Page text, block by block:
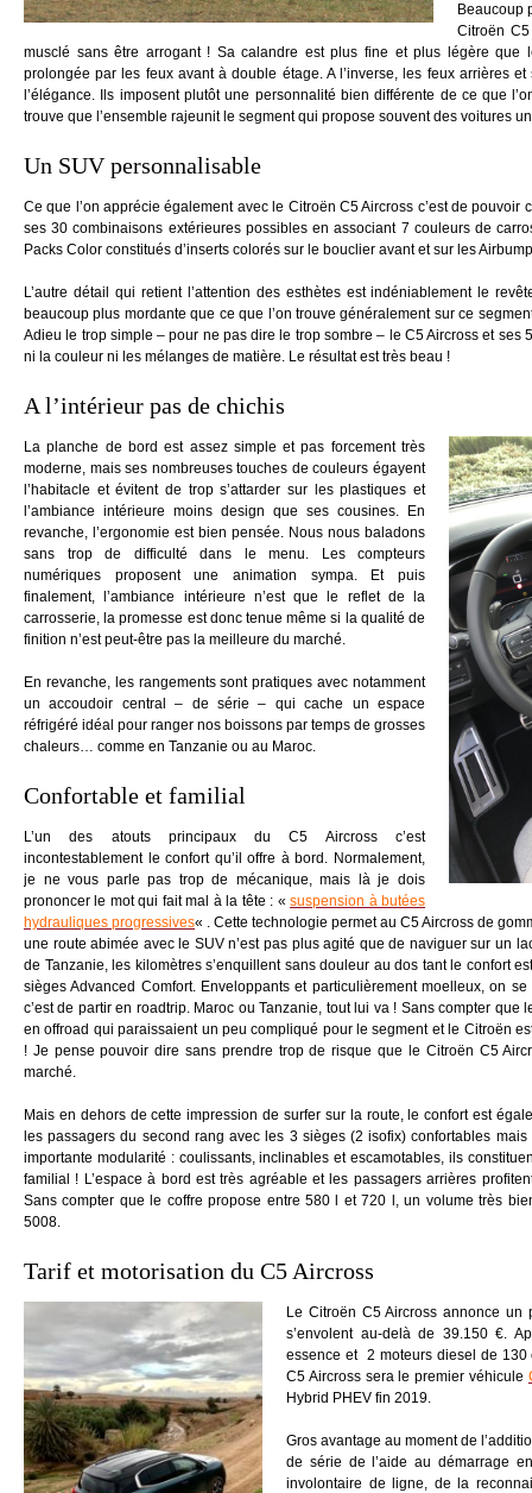
Beaucoup
Citroën
musclé sans être arrogant ! Sa calandre est plus fine et plus légère que
prolongée par les feux avant à double étage. A l’inverse, les feux arrières
l’élégance. Ils imposent plutôt une personnalité bien différente de ce que
trouve que l’ensemble rajeunit le segment qui propose souvent des voitures
Un SUV personnalisable
Ce que l’on apprécie également avec le Citroën C5 Aircross c’est de
ses 30 combinaisons extérieures possibles en associant 7 couleurs de
Packs Color constitués d’inserts colorés sur le bouclier avant et sur les
L’autre détail qui retient l’attention des esthètes est indéniablement le
beaucoup plus mordante que ce que l’on trouve généralement sur ce
Adieu le trop simple – pour ne pas dire le trop sombre – le C5 Aircross et ses
ni la couleur ni les mélanges de matière. Le résultat est très beau !
A l’intérieur pas de chichis
La planche de bord est assez simple et pas forcement très
moderne, mais ses nombreuses touches de couleurs égayent
l’habitacle et évitent de trop s’attarder sur les plastiques et
l’ambiance intérieure moins design que ses cousines. En
revanche, l’ergonomie est bien pensée. Nous nous baladons
sans trop de difficulté dans le menu. Les compteurs
numériques proposent une animation sympa. Et puis
finalement, l’ambiance intérieure n’est que le reflet de la
carrosserie, la promesse est donc tenue même si la qualité de
finition n’est peut-être pas la meilleure du marché.
En revanche, les rangements sont pratiques avec notamment
un accoudoir central – de série – qui cache un espace
réfrigéré idéal pour ranger nos boissons par temps de grosses
chaleurs… comme en Tanzanie ou au Maroc.
Confortable et familial
L’un des atouts principaux du C5 Aircross c’est
incontestablement le confort qu’il offre à bord. Normalement,
je ne vous parle pas trop de mécanique, mais là je dois
prononcer le mot qui fait mal à la tête : «suspension à butées
hydrauliques progressives« . Cette technologie permet au C5 Aircross de
une route abimée avec le SUV n’est pas plus agité que de naviguer sur un
de Tanzanie, les kilomètres s’enquillent sans douleur au dos tant le confort
sièges Advanced Comfort. Enveloppants et particulièrement moelleux, on
c’est de partir en roadtrip. Maroc ou Tanzanie, tout lui va ! Sans compter que
en offroad qui paraissaient un peu compliqué pour le segment et le Citroën
! Je pense pouvoir dire sans prendre trop de risque que le Citroën C5
marché.
Mais en dehors de cette impression de surfer sur la route, le confort est
les passagers du second rang avec les 3 sièges (2 isofix) confortables
importante modularité : coulissants, inclinables et escamotables, ils
familial ! L’espace à bord est très agréable et les passagers arrières
Sans compter que le coffre propose entre 580 l et 720 l, un volume très
5008.
Tarif et motorisation du C5 Aircross
Le Citroën C5 Aircross annonce un
s’envolent au-delà de 39.150 €.
essence et 2 moteurs diesel de
C5 Aircross sera le premier véhicule
Hybrid PHEV fin 2019.
Gros avantage au moment de
de série de l’aide au démarrage
involontaire de ligne, de la